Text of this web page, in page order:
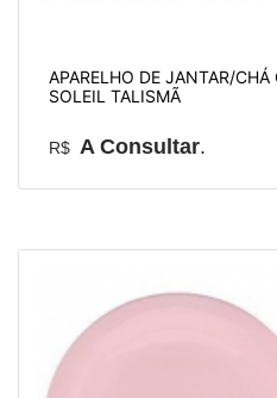
APARELHO DE JANTAR/
SOLEIL TALISMÃ
R$ A Consultar.